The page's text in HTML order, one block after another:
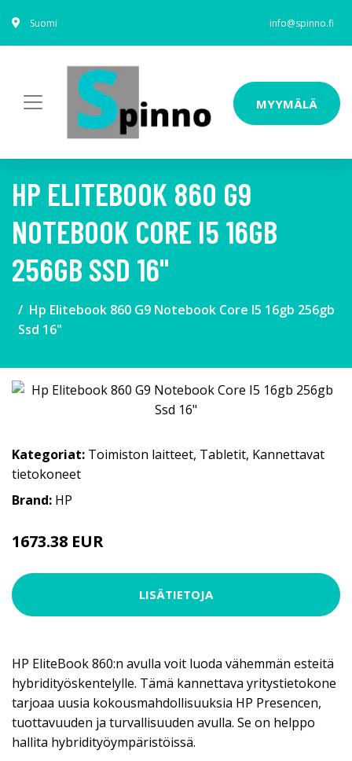
Suomi info@spinno.fi
MYYMÄLÄ
HP ELITEBOOK 860 G9
NOTEBOOK CORE I5 16GB
256GB SSD 16"
Hp Elitebook 860 G9 Notebook Core I5 16gb 256gb
Ssd 16"
Kategoriat: Toimiston laitteet, Tabletit, Kannettavat
tietokoneet
Brand: HP
1673.38 EUR
LISÄTIETOJA
HP EliteBook 860:n avulla voit luoda vähemmän esteitä
hybridityöskentelylle. Tämä kannettava yritystietokone
tarjoaa uusia kokousmahdollisuuksia HP Presencen,
tuottavuuden ja turvallisuuden avulla. Se on helppo
hallita hybridityöympäristöissä.